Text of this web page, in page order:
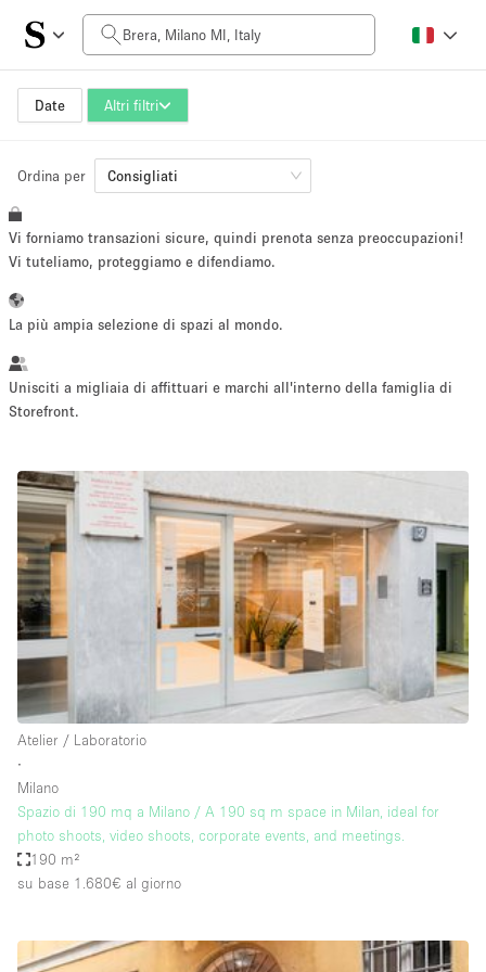
Date Altri filtri
Prezzo al giorno
0€
Dimensioni dello spazio
500+ m²
~ 13 persone
artistico
Servizio
fotografico
Conferenza Meeting Ufficio
Acquista
Condividi
Tipo di spazio
Acquista Condividi
Atelier / Laboratorio
Boutique/negozio
Container
Ordina per Consigliati
Vi forniamo transazioni sicure, quindi prenota senza preoccupazioni!
Vi tuteliamo, proteggiamo e difendiamo.
La più ampia selezione di spazi al mondo.
Unisciti a migliaia di affittuari e marchi all'interno della famiglia di
Storefront.
Atelier / Laboratorio
∙
Milano
Spazio di 190 mq a Milano / A 190 sq m space in Milan, ideal for
photo shoots, video shoots, corporate events, and meetings.
190 m²
su base 1.680€ al giorno